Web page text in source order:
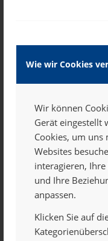
Wie wir Cookies
Wir können
Gerät eingestellt
Cookies, um uns
Websites
interagieren,
und Ihre
anpassen.
Klicken Sie auf
wenn ihr Eure
besten mit einem
Erscheinen Pizza
Finanzierung:
Fast alle
durchdenken. Zum
Sponsoring :
Ein Geldgeber
selten.